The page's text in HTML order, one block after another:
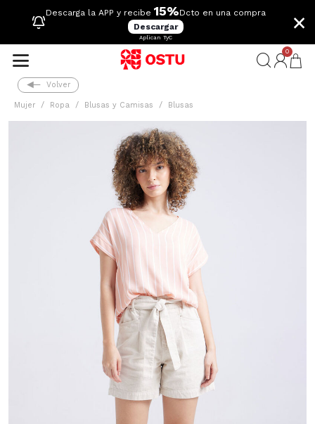
Descarga la APP y recibe 15%Dcto en una compra
Descargar
Aplican TyC
×
0
Volver
Mujer Ropa Blusas y Camisas Blusas